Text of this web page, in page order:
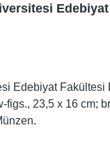
Edebiyat
figs., 23,5 x 16 cm;